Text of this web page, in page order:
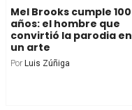
Mel Brooks cumple 100
años: el hombre que
convirtió la parodia en
un arte
Por Luis Zúñiga